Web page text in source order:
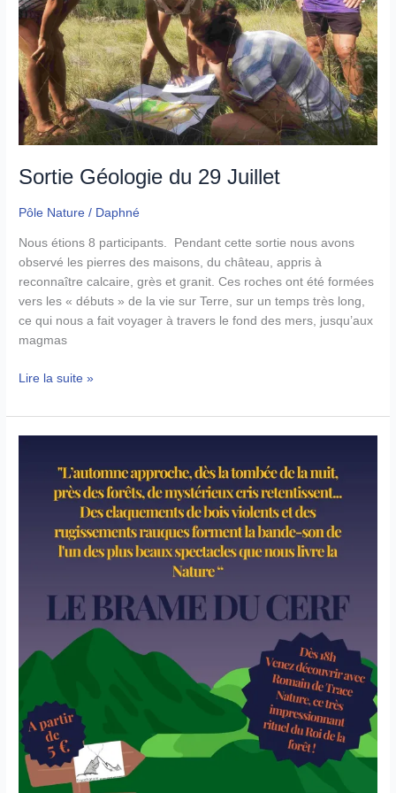
Sortie Géologie du 29 Juillet
Pôle Nature / Daphné
Nous étions 8 participants. Pendant cette sortie nous avons
observé les pierres des maisons, du château, appris à
reconnaître calcaire, grès et granit. Ces roches ont été formées
vers les « débuts » de la vie sur Terre, sur un temps très long,
ce qui nous a fait voyager à travers le fond des mers, jusqu’aux
magmas
Sortie
du
29
Lire la suite »